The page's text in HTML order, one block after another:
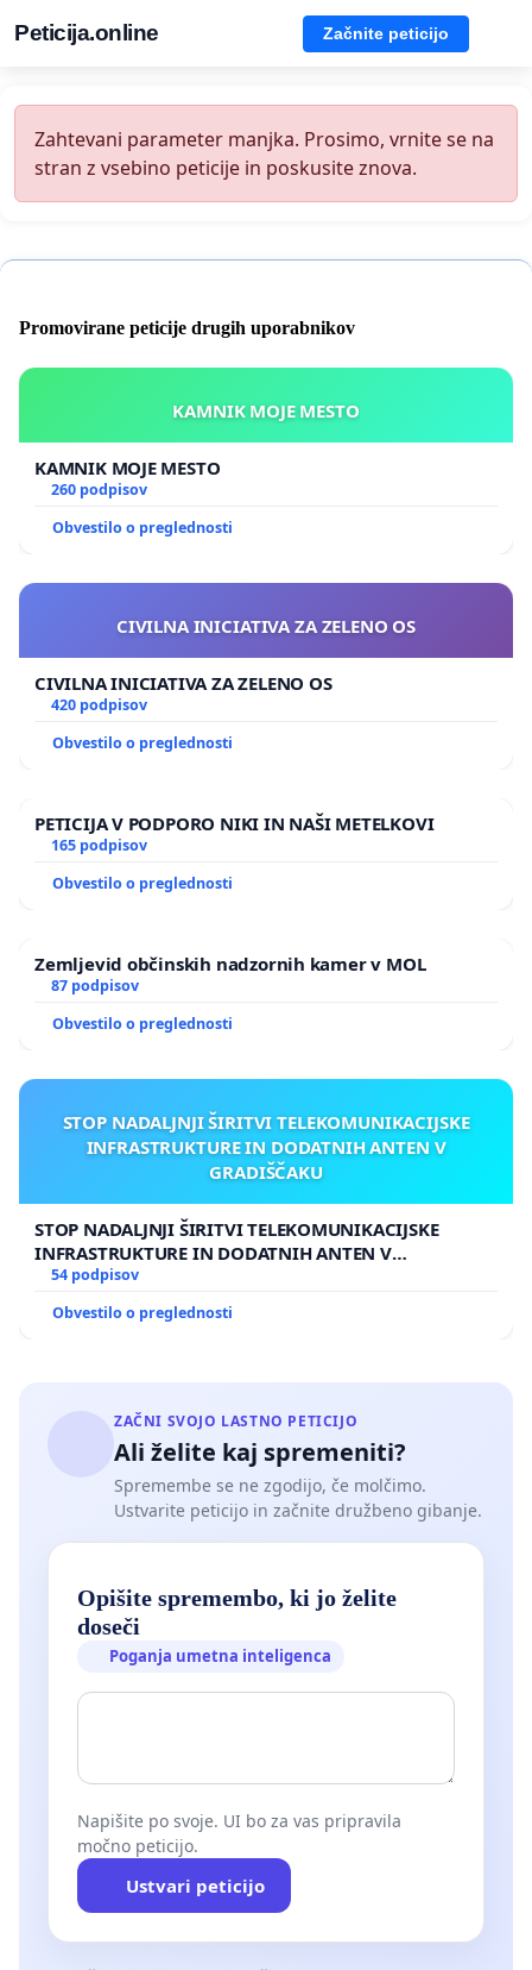
Peticija.online Začnite peticijo
Zahtevani parameter manjka. Prosimo, vrnite se na
stran z vsebino peticije in poskusite znova.
Promovirane peticije drugih uporabnikov
KAMNIK MOJE MESTO
KAMNIK MOJE MESTO
260 podpisov
Obvestilo o preglednosti
CIVILNA INICIATIVA ZA ZELENO OS
CIVILNA INICIATIVA ZA ZELENO OS
420 podpisov
Obvestilo o preglednosti
PETICIJA V PODPORO NIKI IN NAŠI METELKOVI
165 podpisov
Obvestilo o preglednosti
Zemljevid občinskih nadzornih kamer v MOL
87 podpisov
Obvestilo o preglednosti
STOP NADALJNJI ŠIRITVI TELEKOMUNIKACIJSKE
INFRASTRUKTURE IN DODATNIH ANTEN V
GRADIŠČAKU
STOP NADALJNJI ŠIRITVI TELEKOMUNIKACIJSKE
INFRASTRUKTURE IN DODATNIH ANTEN V
GRADIŠČAKU
54 podpisov
Obvestilo o preglednosti
ZAČNI SVOJO LASTNO PETICIJO
Ali želite kaj spremeniti?
Spremembe se ne zgodijo, če molčimo.
Ustvarite peticijo in začnite družbeno gibanje.
Opišite spremembo, ki jo želite
doseči
Poganja umetna inteligenca
Napišite po svoje. UI bo za vas pripravila
močno peticijo.
Ustvari peticijo